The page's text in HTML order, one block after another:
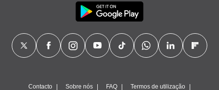
Contacto Sobre nós FAQ Termos de utilização